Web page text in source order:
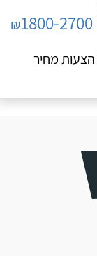
₪1800-2700